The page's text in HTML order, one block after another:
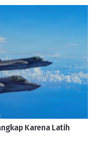
Karena Latih